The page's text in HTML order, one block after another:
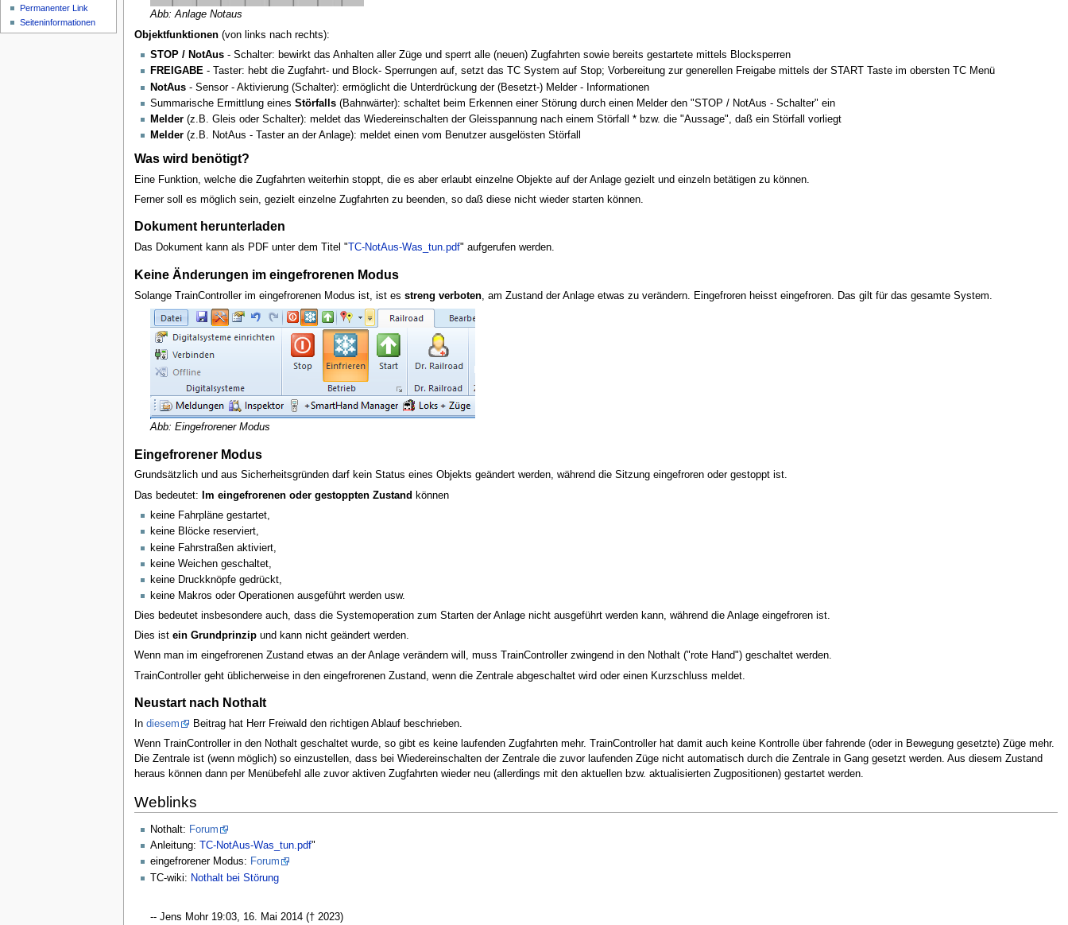
Abb: Anlage Notaus
Objektfunktionen(von links nach rechts):
STOP / NotAus- Schalter: bewirkt das Anhalten aller Züge und sperrt alle (neuen) Zugfahrten sowie bereits gestartete mittels Blocksperren
FREIGABE- Taster: hebt die Zugfahrt- und Block- Sperrungen auf, setzt das TC System auf Stop; Vorbereitung zur generellen Freigabe mittels der START Taste im obersten TC Menü
NotAus- Sensor - Aktivierung (Schalter): ermöglicht die Unterdrückung der (Besetzt-) Melder - Informationen
Summarische Ermittlung eines Störfalls(Bahnwärter): schaltet beim Erkennen einer Störung durch einen Melder den "STOP / NotAus - Schalter" ein
Melder(z.B. Gleis oder Schalter): meldet das Wiedereinschalten der Gleisspannung nach einem Störfall * bzw. die "Aussage", daß ein Störfall vorliegt
Melder(z.B. NotAus - Taster an der Anlage): meldet einen vom Benutzer ausgelösten Störfall
Was wird benötigt?
Eine Funktion, welche die Zugfahrten weiterhin stoppt, die es aber erlaubt einzelne Objekte auf der Anlage gezielt und einzeln betätigen zu können.
Ferner soll es möglich sein, gezielt einzelne Zugfahrten zu beenden, so daß diese nicht wieder starten können.
Dokument herunterladen
Das Dokument kann als PDF unter dem Titel " TC-NotAus-Was_tun.pdf" aufgerufen werden.
Keine Änderungen im eingefrorenen Modus
Solange TrainController im eingefrorenen Modus ist, ist es streng verboten, am Zustand der Anlage etwas zu verändern. Eingefroren heisst eingefroren. Das gilt für das gesamte System.
Abb: Eingefrorener Modus
Eingefrorener Modus
Grundsätzlich und aus Sicherheitsgründen darf kein Status eines Objekts geändert werden, während die Sitzung eingefroren oder gestoppt ist.
Das bedeutet:
Im eingefrorenen oder gestoppten Zustand können
keine Fahrpläne gestartet,
keine Blöcke reserviert,
keine Fahrstraßen aktiviert,
keine Weichen geschaltet,
keine Druckknöpfe gedrückt,
keine Makros oder Operationen ausgeführt werden usw.
Dies bedeutet insbesondere auch, dass die Systemoperation zum Starten der Anlage nicht ausgeführt werden kann, während die Anlage eingefroren ist.
Dies ist ein Grundprinzipund kann nicht geändert werden.
Wenn man im eingefrorenen Zustand etwas an der Anlage verändern will, muss TrainController zwingend in den Nothalt ("rote Hand") geschaltet werden.
TrainController geht üblicherweise in den eingefrorenen Zustand, wenn die Zentrale abgeschaltet wird oder einen Kurzschluss meldet.
Neustart nach Nothalt
In diesem
Beitrag hat Herr Freiwald den richtigen Ablauf beschrieben.
Wenn TrainController in den Nothalt geschaltet wurde, so gibt es keine laufenden Zugfahrten mehr. TrainController hat damit auch keine Kontrolle über fahrende (oder in Bewegung gesetzte) Züge mehr.
Die Zentrale ist (wenn möglich) so einzustellen, dass bei Wiedereinschalten der Zentrale die zuvor laufenden Züge nicht automatisch durch die Zentrale in Gang gesetzt werden. Aus diesem Zustand
heraus können dann per Menübefehl alle zuvor aktiven Zugfahrten wieder neu (allerdings mit den aktuellen bzw. aktualisierten Zugpositionen) gestartet werden.
Weblinks
Nothalt: Forum
Anleitung:
TC-NotAus-Was_tun.pdf"
eingefrorener Modus: Forum
TC-wiki: Nothalt bei Störung
--‎ Jens Mohr 19:03, 16. Mai 2014 († 2023)
Permanenter Link
Seiten­­informationen